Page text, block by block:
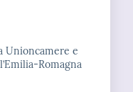
Unioncamere e
Romagna